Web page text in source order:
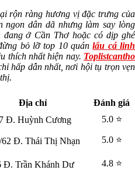
rộn ràng hương vị đặc trưng của
ngon dân dã nhưng làm say lòng
ở Cần Thơ hoặc có dịp ghé
bỏ lỡ top 10 quánlẩu cá linh
thích nhất hiện nay. Toplistcantho
hấp dẫn nhất, nơi hội tụ trọn vẹn
Địa chỉ
Đánh giá
Đ. Huỳnh Cương 5.0 ⭐
62 Đ. Thái Thị Nhạn 5.0 ⭐
Đ. Trần Khánh Dư 4.8 ⭐